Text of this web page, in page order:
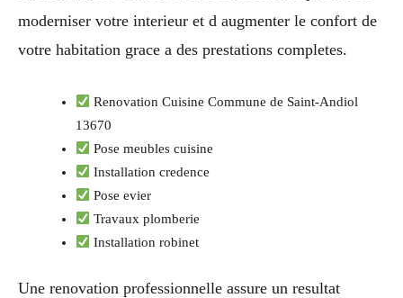
moderniser votre interieur et d augmenter le confort de
votre habitation grace a des prestations completes.
Renovation Cuisine Commune de Saint-Andiol
13670
Pose meubles cuisine
Installation credence
Pose evier
Travaux plomberie
Installation robinet
Une renovation professionnelle assure un resultat